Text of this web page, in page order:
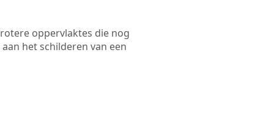
oppervlaktes die nog
het schilderen van een